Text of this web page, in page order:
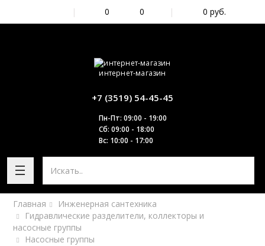
| 0 0 | 0 руб.
интернет-магазин
+7 (3519) 54-45-45
Пн-Пт: 09:00 - 19:00
Сб: 09:00 - 18:00
Вс: 10:00 - 17:00
Главная
Инженерная сантехника
Гидравлические разделители, коллекторы и
насосные группы
Насосные группы